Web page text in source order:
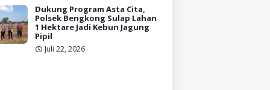
Dukung Program Asta Cita,
Polsek Bengkong Sulap Lahan
1 Hektare Jadi Kebun Jagung
Pipil
Juli 22, 2026